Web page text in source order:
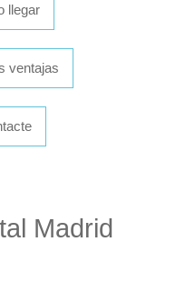
llegar
ventajas
Madrid